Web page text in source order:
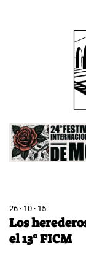
Image
26 · 10 · 15
Los
el 13° FICM